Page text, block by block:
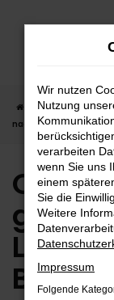
Zum
Startseite
nach Balingen
Opel
Wir nutzen
Nutzung
verarbeiten
wenn Sie uns
einem
Sie die
Weitere
Impressum
Folgende